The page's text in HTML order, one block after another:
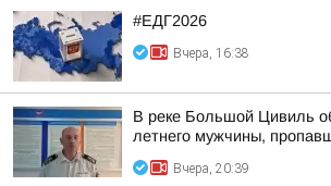
#ЕДГ2026
Вчера, 16:38
В реке Большой Цивиль
летнего мужчины,
Вчера, 20:39